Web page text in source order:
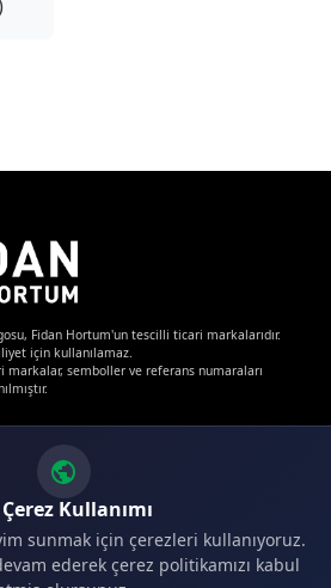
Fidan Hortum'un tescilli ticari markalarıdır.
için kullanılamaz.
semboller ve referans numaraları
Kullanımı
sunmak için çerezleri kullanıyoruz.
ederek çerez politikamızı kabul